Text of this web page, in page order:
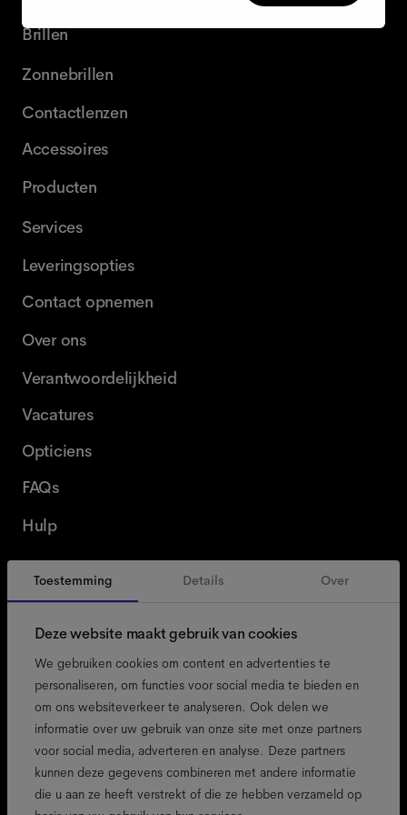
Toestemming Details Over
Deze website maakt gebruik van cookies
We gebruiken cookies om content en advertenties te
personaliseren, om functies voor social media te bieden en
om ons websiteverkeer te analyseren. Ook delen we
informatie over uw gebruik van onze site met onze partners
voor social media, adverteren en analyse. Deze partners
kunnen deze gegevens combineren met andere informatie
die u aan ze heeft verstrekt of die ze hebben verzameld op
Brillen
Zonnebrillen
Contactlenzen
Accessoires
Producten
Services
Leveringsopties
Contact opnemen
Over ons
Verantwoordelijkheid
Vacatures
Opticiens
FAQs
Hulp
België Dutch
toegankelijkheid
cookiebeleid
colofon
privacybeleid